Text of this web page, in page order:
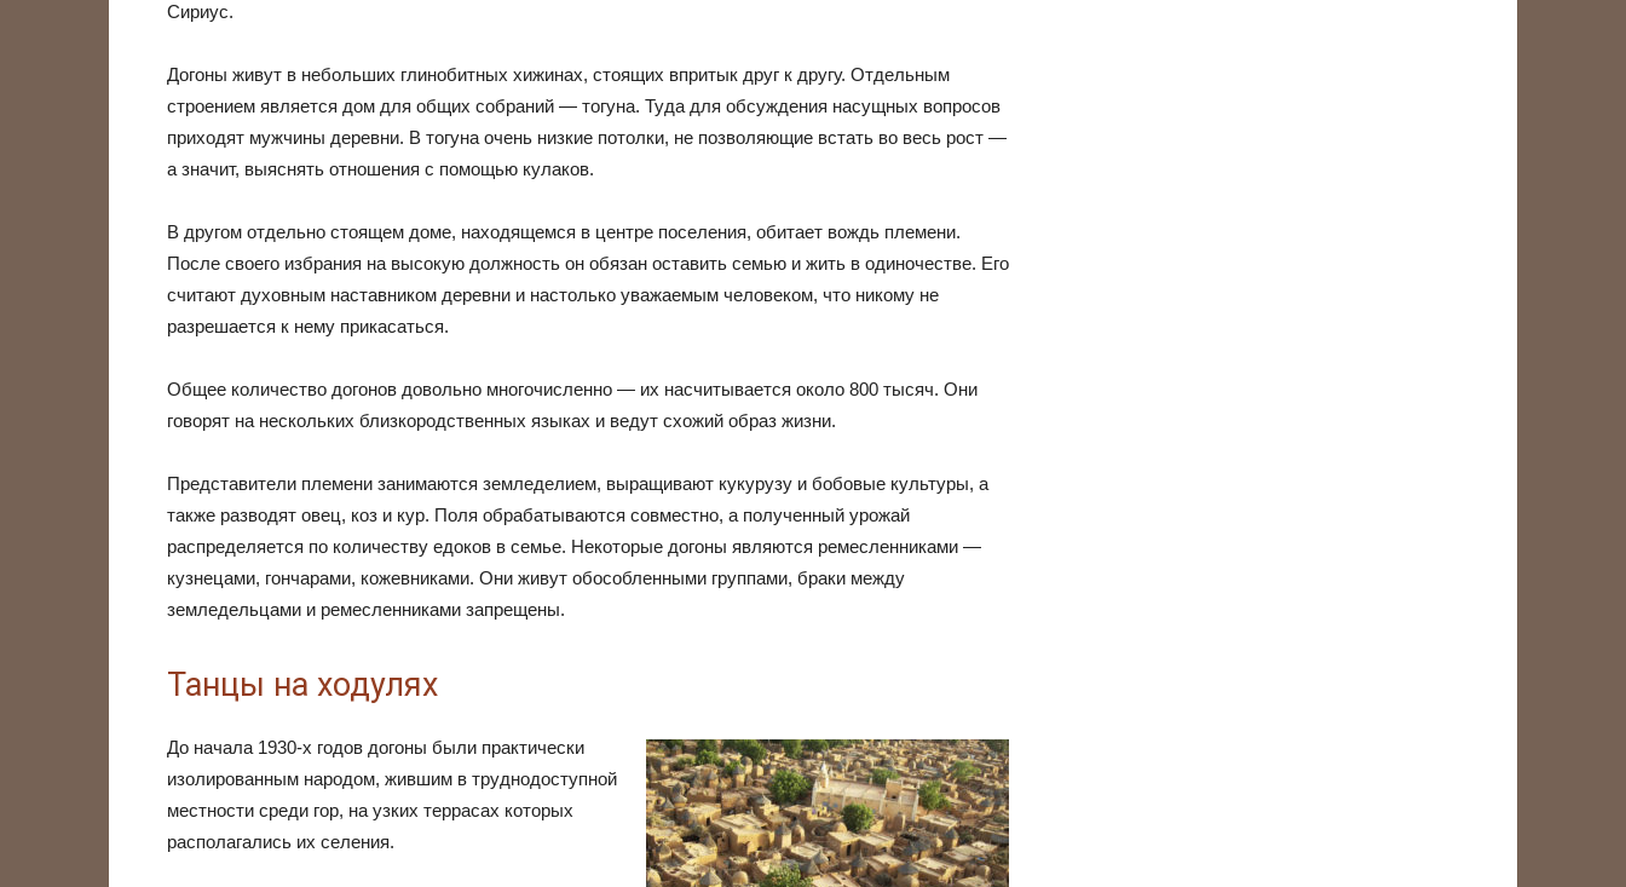
Сириус.
Догоны живут в небольших глинобитных хижинах, стоящих впритык друг к другу. Отдельным
строением является дом для общих собраний — тогуна. Туда для обсуждения насущных вопросов
приходят мужчины деревни. В тогуна очень низкие потолки, не позволяющие встать во весь рост —
а значит, выяснять отношения с помощью кулаков.
В другом отдельно стоящем доме, находящемся в центре поселения, обитает вождь племени.
После своего избрания на высокую должность он обязан оставить семью и жить в одиночестве. Его
считают духовным наставником деревни и настолько уважаемым человеком, что никому не
разрешается к нему прикасаться.
Общее количество догонов довольно многочисленно — их насчитывается около 800 тысяч. Они
говорят на нескольких близкородственных языках и ведут схожий образ жизни.
Представители племени занимаются земледелием, выращивают кукурузу и бобовые культуры, а
также разводят овец, коз и кур. Поля обрабатываются совместно, а полученный урожай
распределяется по количеству едоков в семье. Некоторые догоны являются ремесленниками —
кузнецами, гончарами, кожевниками. Они живут обособленными группами, браки между
земледельцами и ремесленниками запрещены.
Танцы на ходулях
До начала 1930-х годов догоны были практически
изолированным народом, жившим в труднодоступной
местности среди гор, на узких террасах которых
располагались их селения.